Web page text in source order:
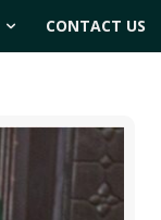
CONTACT US